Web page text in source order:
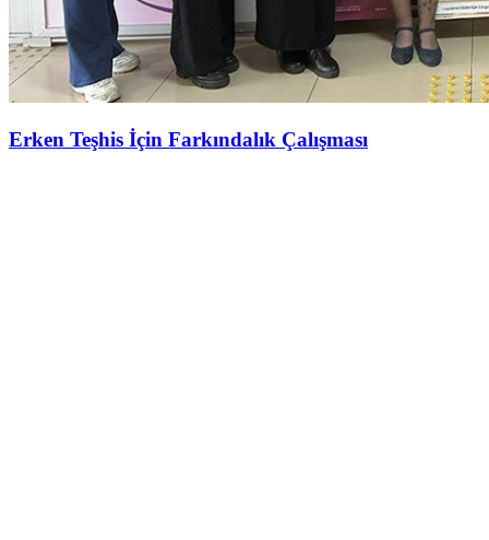
Erken Teşhis İçin Farkındalık Çalışması